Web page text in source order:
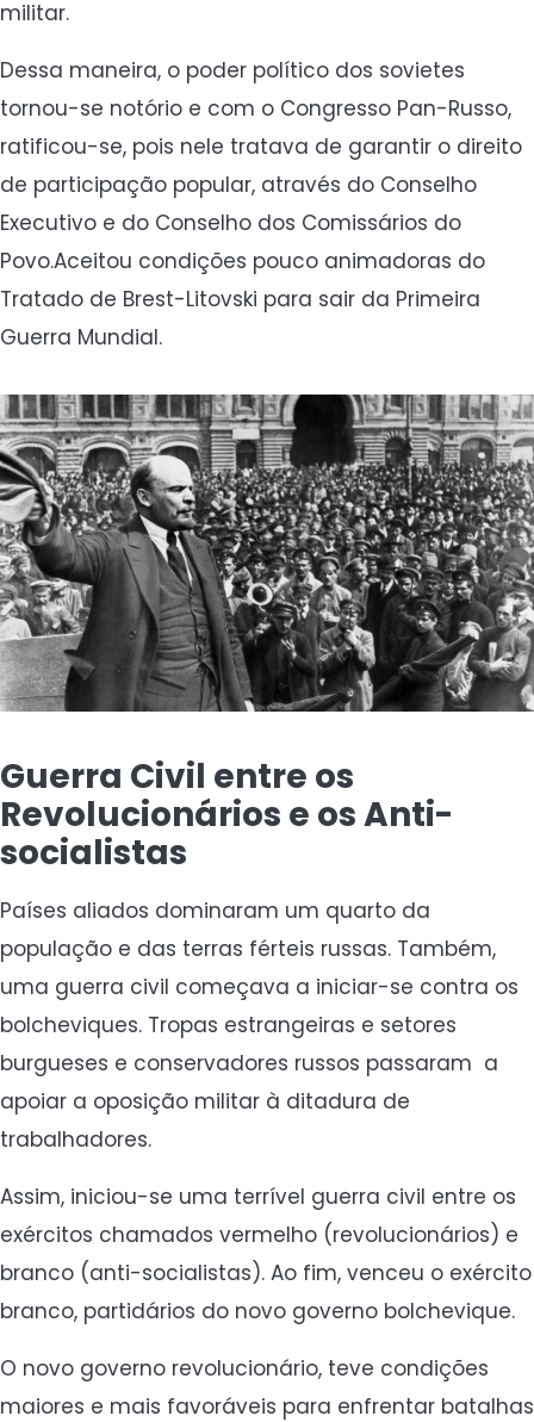
militar.
Dessa maneira, o poder político dos sovietes
tornou-se notório e com o Congresso Pan-Russo,
ratificou-se, pois nele tratava de garantir o direito
de participação popular, através do Conselho
Executivo e do Conselho dos Comissários do
Povo.Aceitou condições pouco animadoras do
Tratado de Brest-Litovski para sair da Primeira
Guerra Mundial.
Guerra Civil entre os
Revolucionários e os Anti-
socialistas
Países aliados dominaram um quarto da
população e das terras férteis russas. Também,
uma guerra civil começava a iniciar-se contra os
bolcheviques. Tropas estrangeiras e setores
burgueses e conservadores russos passaram a
apoiar a oposição militar à ditadura de
trabalhadores.
Assim, iniciou-se uma terrível guerra civil entre os
exércitos chamados vermelho (revolucionários) e
branco (anti-socialistas). Ao fim, venceu o exército
branco, partidários do novo governo bolchevique.
O novo governo revolucionário, teve condições
maiores e mais favoráveis para enfrentar batalhas